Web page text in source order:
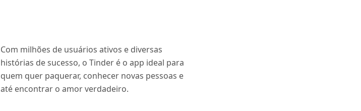
Com milhões de usuários ativos e diversas
histórias de sucesso, o Tinder é o app ideal para
quem quer paquerar, conhecer novas pessoas e
até encontrar o amor verdadeiro.